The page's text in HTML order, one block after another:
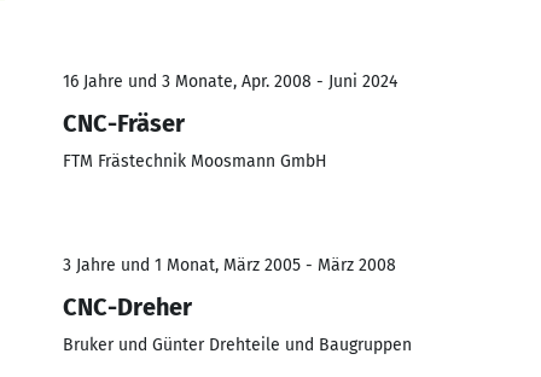
16 Jahre und 3 Monate, Apr. 2008 - Juni 2024
CNC-Fräser
FTM Frästechnik Moosmann GmbH
3 Jahre und 1 Monat, März 2005 - März 2008
CNC-Dreher
Bruker und Günter Drehteile und Baugruppen